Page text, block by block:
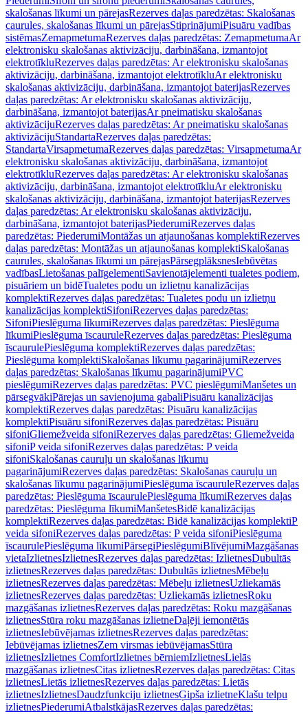
skalošanas līkumi un pārejasRezerves daļas paredzētas: Skalošanas
caurules, skalošanas līkumi un pārejasStiprinājumiPisuāru vadības
sistēmasZemapmetumaRezerves daļas paredzētas: ZemapmetumaAr
elektronisku skalošanas aktivizāciju, darbināšana, izmantojot
elektrotīkluRezerves daļas paredzētas: Ar elektronisku skalošanas
aktivizāciju, darbināšana, izmantojot elektrotīkluAr elektronisku
skalošanas aktivizāciju, darbināšana, izmantojot baterijasRezerves
daļas paredzētas: Ar elektronisku skalošanas aktivizāciju,
darbināšana, izmantojot baterijasAr pneimatisku skalošanas
aktivizācijuRezerves daļas paredzētas: Ar pneimatisku skalošanas
aktivizācijuStandartaRezerves daļas paredzētas:
StandartaVirsapmetumaRezerves daļas paredzētas: VirsapmetumaAr
elektronisku skalošanas aktivizāciju, darbināšana, izmantojot
elektrotīkluRezerves daļas paredzētas: Ar elektronisku skalošanas
aktivizāciju, darbināšana, izmantojot elektrotīkluAr elektronisku
skalošanas aktivizāciju, darbināšana, izmantojot baterijasRezerves
daļas paredzētas: Ar elektronisku skalošanas aktivizāciju,
darbināšana, izmantojot baterijasPiederumiRezerves daļas
paredzētas: PiederumiMontāžas un atjaunošanas komplektiRezerves
daļas paredzētas: Montāžas un atjaunošanas komplektiSkalošanas
caurules, skalošanas līkumi un pārejasPārsegplāksnesIebūvētas
vadībasLietošanas palīgelementiSavienotājelementi tualetes podiem,
pisuāriem un bidēTualetes podu un izlietņu kanalizācijas
komplektiRezerves daļas paredzētas: Tualetes podu un izlietņu
kanalizācijas komplektiSifoniRezerves daļas paredzētas:
SifoniPieslēguma līkumiRezerves daļas paredzētas: Pieslēguma
līkumiPieslēguma īscauruleRezerves daļas paredzētas: Pieslēguma
īscaurulePieslēguma komplektiRezerves daļas paredzētas:
Pieslēguma komplektiSkalošanas līkumu pagarinājumiRezerves
daļas paredzētas: Skalošanas līkumu pagarinājumiPVC
pieslēgumiRezerves daļas paredzētas: PVC pieslēgumiManšetes un
pārsegvākiPārejas un savienojuma gabaliPisuāru kanalizācijas
komplektiRezerves daļas paredzētas: Pisuāru kanalizācijas
komplektiPisuāru sifoniRezerves daļas paredzētas: Pisuāru
sifoniGliemežveida sifoniRezerves daļas paredzētas: Gliemežveida
sifoniP veida sifoniRezerves daļas paredzētas: P veida
sifoniSkalošanas cauruļu un skalošanas līkumu
pagarinājumiRezerves daļas paredzētas: Skalošanas cauruļu un
skalošanas līkumu pagarinājumiPieslēguma īscauruleRezerves daļas
paredzētas: Pieslēguma īscaurulePieslēguma līkumiRezerves daļas
paredzētas: Pieslēguma līkumiManšetesBidē kanalizācijas
komplektiRezerves daļas paredzētas: Bidē kanalizācijas komplektiP
veida sifoniRezerves daļas paredzētas: P veida sifoniPieslēguma
īscaurulePieslēguma līkumiPārsegiPieslēgumiBlīvējumiMazgāšanas
vietaIzlietnesIzlietnesRezerves daļas paredzētas: IzlietnesDubultās
izlietnesRezerves daļas paredzētas: Dubultās izlietnesMēbeļu
izlietnesRezerves daļas paredzētas: Mēbeļu izlietnesUzliekamās
izlietnesRezerves daļas paredzētas: Uzliekamās izlietnesRoku
mazgāšanas izlietnesRezerves daļas paredzētas: Roku mazgāšanas
izlietnesStūra roku mazgāšanas izlietneDaļēji iemontētās
izlietnesIebūvējamas izlietnesRezerves daļas paredzētas:
Iebūvējamas izlietnesZem virsmas iebūvējamasStūra
izlietnesIzlietnes ComfortIzlietnes bērniemIzlietnesLielās
mazgāšanas izlietnesCitas izlietnesRezerves daļas paredzētas: Citas
izlietnesLietās izlietnesRezerves daļas paredzētas: Lietās
izlietnesIzlietnesDaudzfunkciju izlietnesĢipša izlietneKlašu telpu
izlietnesPiederumiAtbalstkājasRezerves daļas paredzētas: